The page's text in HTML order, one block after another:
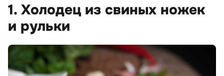
1. Холодец из свиных ножек
и рульки